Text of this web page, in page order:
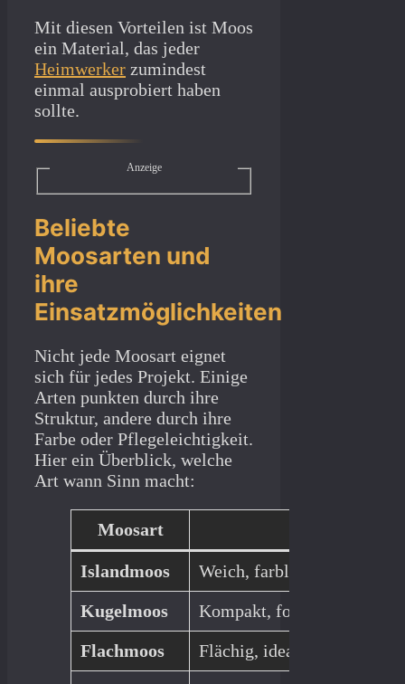
Mit diesen Vorteilen ist Moos
ein Material, das jeder
Heimwerker zumindest
einmal ausprobiert haben
sollte.
Anzeige
Beliebte
Moosarten und
ihre
Einsatzmöglichkeiten
Nicht jede Moosart eignet
sich für jedes Projekt. Einige
Arten punkten durch ihre
Struktur, andere durch ihre
Farbe oder Pflegeleichtigkeit.
Hier ein Überblick, welche
Art wann Sinn macht:
Moosart
Islandmoos
Weich, farblich variierbar
Kugelmoos
Kompakt, formstabil
Flachmoos
Flächig, ideal für größere